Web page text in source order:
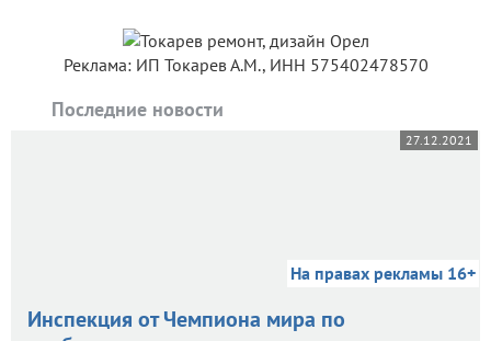
Реклама: ИП Токарев А.М., ИНН 575402478570
Последние новости
27.12.2021
На правах рекламы 16+
Инспекция от Чемпиона мира по